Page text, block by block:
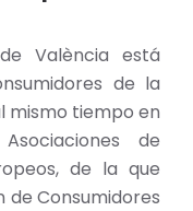
València está
de la
mismo tiempo en
de
de la que
Consumidores